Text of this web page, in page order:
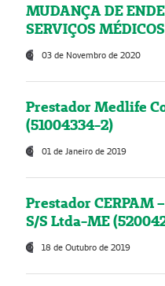
MUDANÇA DE
SERVIÇOS
03 de Novembro de 2020
Prestador Medlife
(51004334-2)
01 de Janeiro de 2019
Prestador CERPAM
S/S Ltda-ME
18 de Outubro de 2019